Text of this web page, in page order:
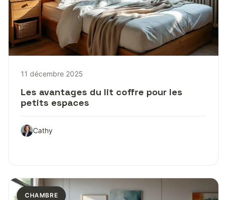
11 décembre 2025
Les avantages du lit coffre pour les
petits espaces
Cathy
CHAMBRE